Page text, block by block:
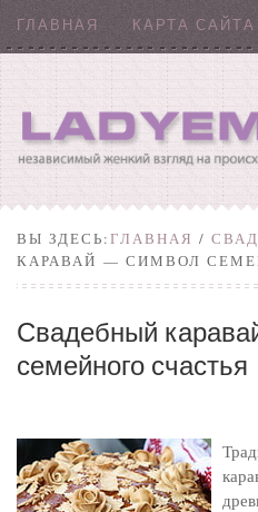
ГЛАВНАЯ КАРТА САЙТА
ВЫ ЗДЕСЬ:ГЛАВНАЯ /
КАРАВАЙ — СИМВОЛ
Свадебный
семейного счастья